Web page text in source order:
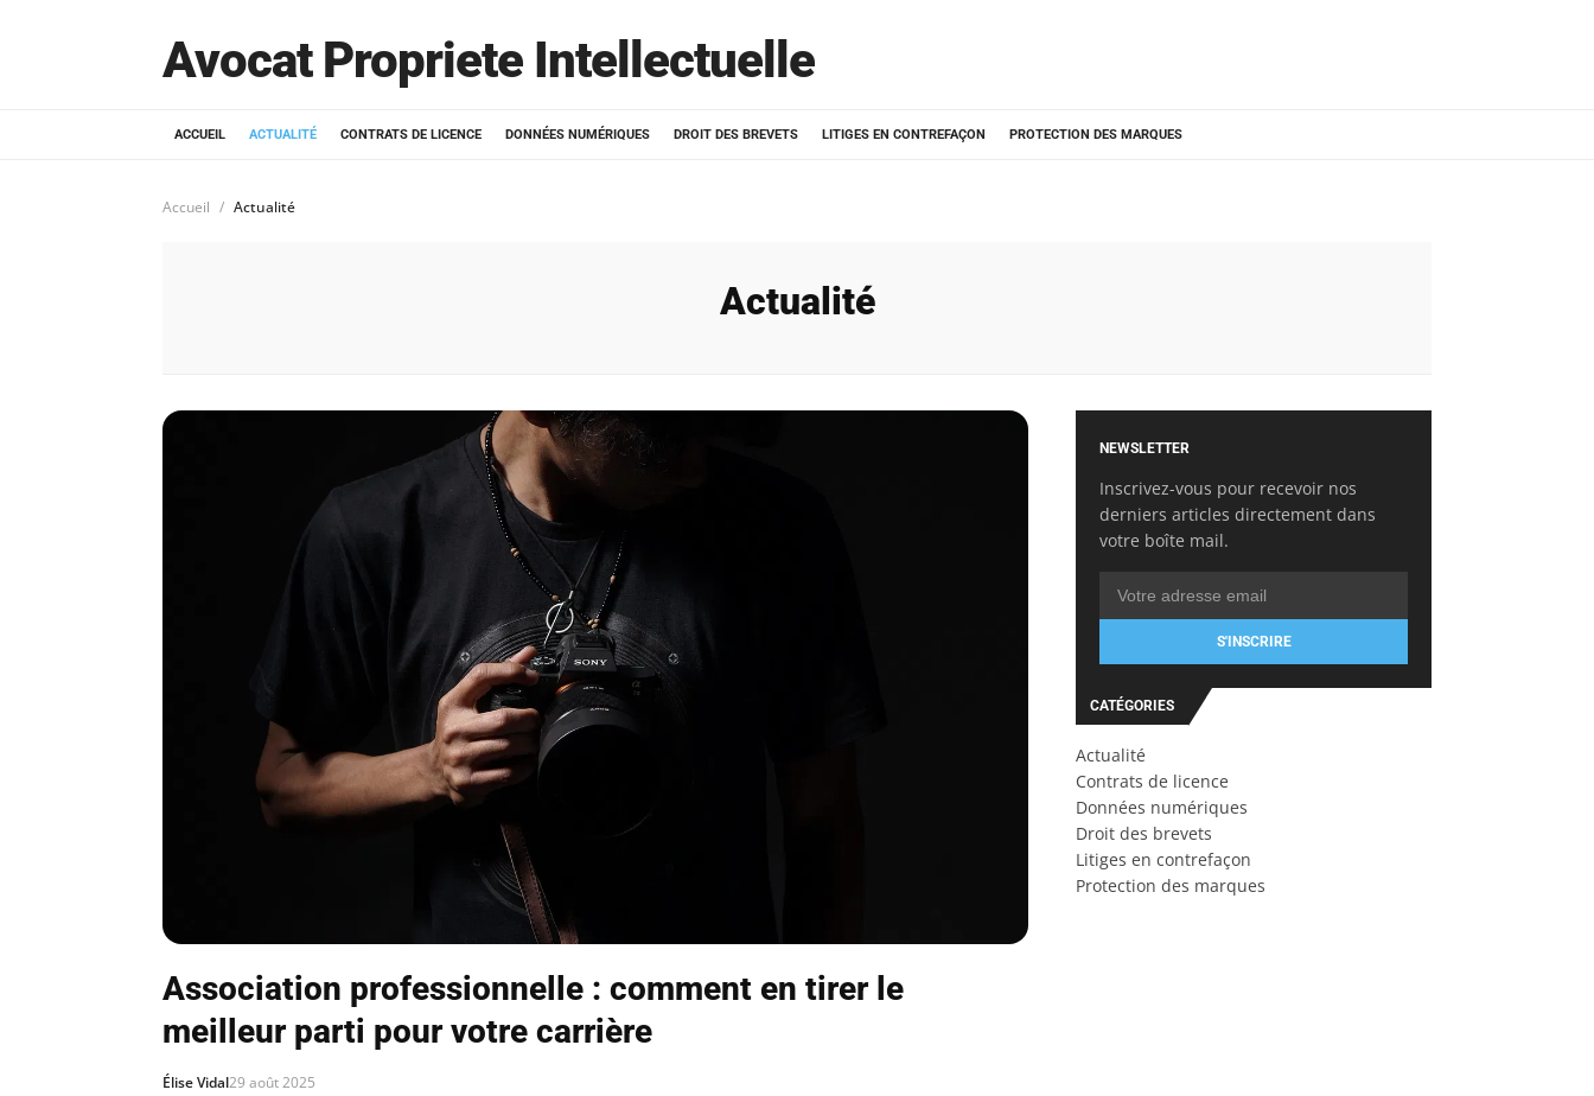
Avocat Propriete Intellectuelle
ACCUEIL ACTUALITÉ CONTRATS DE LICENCE DONNÉES NUMÉRIQUES DROIT DES BREVETS LITIGES EN CONTREFAÇON PROTECTION DES MARQUES
Accueil Actualité
Actualité
Association professionnelle : comment en tirer le
meilleur parti pour votre carrière
Élise Vidal29 août 2025
NEWSLETTER
Inscrivez-vous pour recevoir nos
derniers articles directement dans
votre boîte mail.
S'INSCRIRE
CATÉGORIES
Actualité
Contrats de licence
Données numériques
Droit des brevets
Litiges en contrefaçon
Protection des marques